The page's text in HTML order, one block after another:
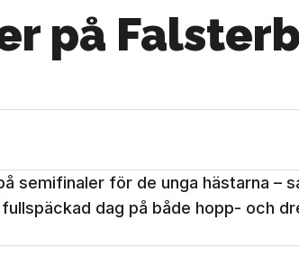
på
semifinaler för de unga hästarna –
dag på både hopp- och